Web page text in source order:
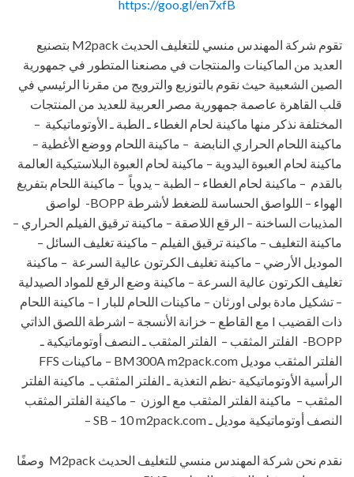
https://goo.gl/en7xfB
تقوم شركة المهندس منسي للتغليف الحديث M2pack بتصنيع
العديد من الماكينات والمنتجات في مصنعنا المتطور في جمهورية
الصين الشعبية حيث نقوم بالتوزيع والترويج من مقرنا الرئيسي في
قلب القاهرة عاصمة جمهورية مصر العربية للعديد من المنتجات
المختلفة نذكر منها ماكينة لحام الغطاء ـ الطبة ـ الأوتوماتيكية –
ماكينة اللحام الحراري النابضة – ماكينة اللحام ووضع الأغطية –
ماكينة لحام العبوة اليدوية – ماكينة لحام العبوة البلاستيكية العالمة
بالقدم – ماكينة لحام الغطاء – الطبة – يدوياً – ماكينة اللحام بتفريغ
الهواء – اللواصق الحساسة للضغط لأشرطة BOPP- لواصق
المذيبات الساخنة – الرقع اللاصقة – ماكينة ترقيق الفيلم الحراري –
ماكينة التغليف – ماكينة ترقيق الفيلم – ماكينة تغليف السائل –
الموديل الأرضي – ماكينة تغليف الكرتون عالية السرعة – ماكينة
تغليف الكرتون عالية السرعة – ماكينة وضع الرقع للمواد الصيدلية
– تشكيل مادة بولى اورثان – ماكينات اللحام للبار I – ماكينة اللحام
ذات القضيب I مع القاطع – خزانة الأنسجة – اشرطة اللصق الذاتي
BOPP- الفلتر المثقب – الفلتر المثقب ـ النصف أوتوماتيكية ـ
الفلتر المثقب موديل BM300A m2pack.com – ماكينات FFS
الرأسية الأوتوماتيكية -نظم التغذية ـ الفلتر المثقب ـ ماكينة الفلتر
المثقب – ماكينة الفلتر المثقب مع الوزن – ماكينة الفلتر المثقب
النصف أوتوماتيكية موديل ـ SB – 10 m2pack.com –
نقدم نحن شركة المهندس منسي للتغليف الحديث M2pack وصفًا